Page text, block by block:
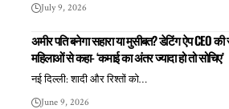
July 9, 2026
अमीर पति बनेगा सहारा या मुसीबत? डेटिंग ऐप CEO
महिलाओं से कहा- ‘कमाई का अंतर ज्यादा हो तो सोचिए’
नई दिल्ली: शादी और रिश्तों को…
June 9, 2026